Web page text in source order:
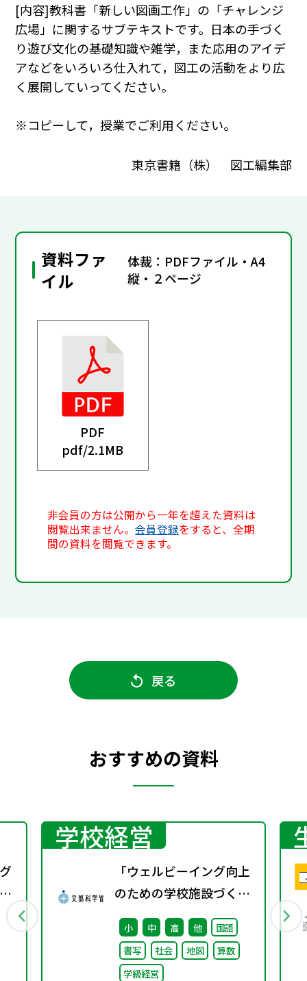
[内容]教科書「新しい図画工作」の「チャレンジ
広場」に関するサブテキストです。日本の手づく
り遊び文化の基礎知識や雑学，また応用のアイデ
アなどをいろいろ仕入れて，図工の活動をより広
く展開していってください。
※コピーして，授業でご利用ください。
東京書籍（株） 図工編集部
資料ファ
イル
体裁：PDFファイル・A4
縦・２ページ
PDF
pdf/2.1MB
非会員の方は公開から一年を超えた資料は
閲覧出来ません。会員登録をすると、全期
間の資料を閲覧できます。
戻る
おすすめの資料
学校経営
「ウェルビーイング向上
のための学校施設づくり
のアイディア集」の公表
について
小 中 高 他
国語
書写
社会 地図
算数
学級経営